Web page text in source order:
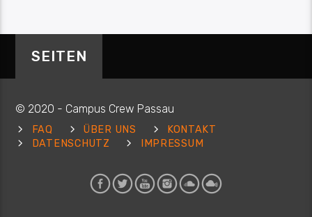
dafür, dass im Radio immer genau die […]
SEITEN
© 2020 - Campus Crew Passau
FAQ ÜBER UNS
KONTAKT
DATENSCHUTZ
IMPRESSUM